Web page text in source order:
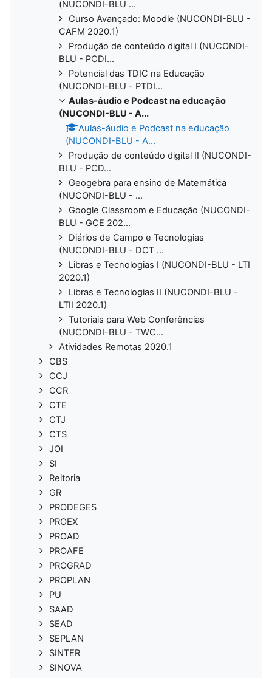
(NUCONDI-BLU ...
Curso Avançado: Moodle (NUCONDI-BLU -
CAFM 2020.1)
Produção de conteúdo digital I (NUCONDI-
BLU - PCDI...
Potencial das TDIC na Educação
(NUCONDI-BLU - PTDI...
Aulas-áudio e Podcast na educação
(NUCONDI-BLU - A...
Aulas-áudio e Podcast na educação
(NUCONDI-BLU - A...
Produção de conteúdo digital II (NUCONDI-
BLU - PCD...
Geogebra para ensino de Matemática
(NUCONDI-BLU - ...
Google Classroom e Educação (NUCONDI-
BLU - GCE 202...
Diários de Campo e Tecnologias
(NUCONDI-BLU - DCT ...
Libras e Tecnologias I (NUCONDI-BLU - LTI
2020.1)
Libras e Tecnologias II (NUCONDI-BLU -
LTII 2020.1)
Tutoriais para Web Conferências
(NUCONDI-BLU - TWC...
Atividades Remotas 2020.1
CBS
CCJ
CCR
CTE
CTJ
CTS
JOI
SI
Reitoria
GR
PRODEGES
PROEX
PROAD
PROAFE
PROGRAD
PROPLAN
PU
SAAD
SEAD
SEPLAN
SINTER
SINOVA